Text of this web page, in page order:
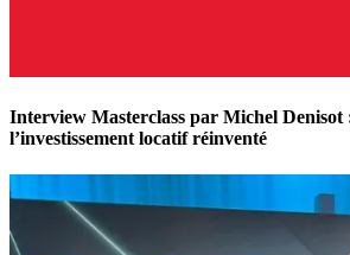
Interview Masterclass par Michel Denisot
l’investissement locatif réinventé